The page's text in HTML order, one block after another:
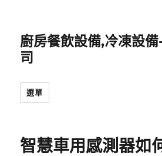
廚房餐飲設備,冷凍設
司
選單
智慧車用感測器如